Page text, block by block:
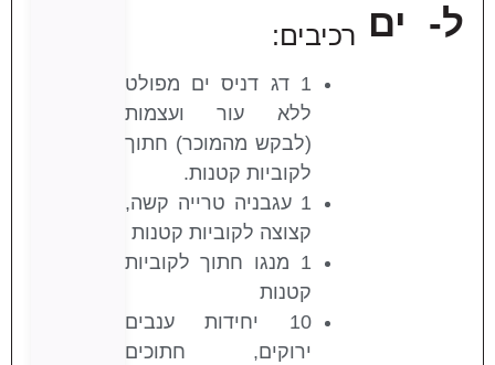
ל-
ים רכיבים:
1 דג דניס ים מפולט
ללא עור ועצמות
(לבקש מהמוכר) חתוך
לקוביות קטנות.
1 עגבניה טרייה קשה,
קצוצה לקוביות קטנות
1 מנגו חתוך לקוביות
קטנות
10 יחידות ענבים
ירוקים, חתוכים